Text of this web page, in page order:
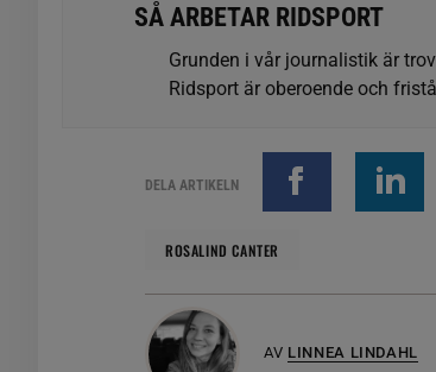
SÅ ARBETAR RIDSPORT
Grunden i vår journalistik är
Ridsport är oberoende och
DELA ARTIKELN
ROSALIND CANTER
AV LINNEA LINDAHL